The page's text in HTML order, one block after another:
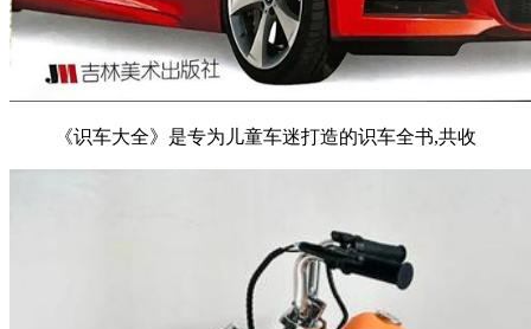
《识车大全》是专为儿童车迷打造的识车全书,共收